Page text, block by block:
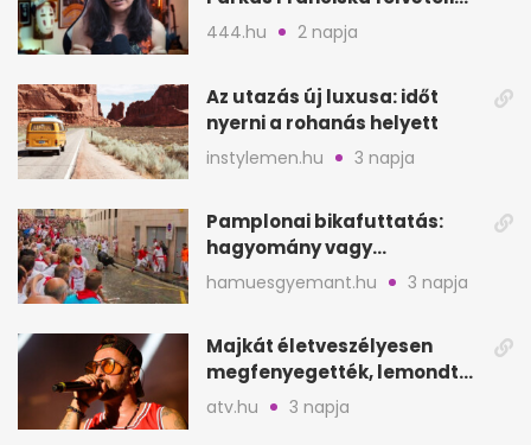
videója után
444.hu 2 napja
Az utazás új luxusa: időt
nyerni a rohanás helyett
instylemen.hu 3 napja
Pamplonai bikafuttatás:
hagyomány vagy
értelmetlen vérontás?
hamuesgyemant.hu 3 napja
Majkát életveszélyesen
megfenyegették, lemondta
a sepsiszentgyörgyi
atv.hu 3 napja